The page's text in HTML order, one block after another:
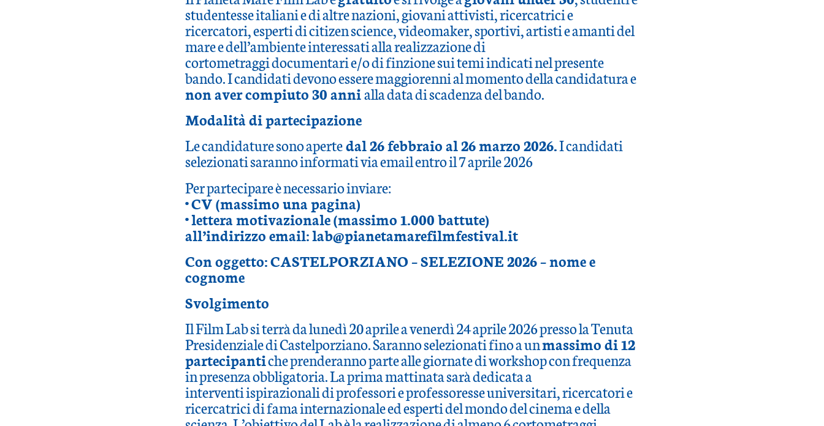
studentesse italiani e di altre nazioni, giovani attivisti, ricercatrici e
ricercatori, esperti di citizen science, videomaker, sportivi, artisti e amanti del
mare e dell’ambiente interessati alla realizzazione di
cortometraggi documentari e/o di finzione sui temi indicati nel presente
bando. I candidati devono essere maggiorenni al momento della candidatura e
non aver compiuto 30 annialla data di scadenza del bando.
Modalità di partecipazione
Le candidature sono apertedal 26 febbraio al 26 marzo 2026.I candidati
selezionati saranno informati via email entro il 7 aprile 2026
Per partecipare è necessario inviare:
• CV (massimo una pagina)
• lettera motivazionale (massimo 1.000 battute)
all’indirizzo email: lab@pianetamarefilmfestival.it
Con oggetto: CASTELPORZIANO – SELEZIONE 2026 – nome e
cognome
Svolgimento
Il Film Lab si terrà da lunedì 20 aprile a venerdì 24 aprile 2026 presso la Tenuta
Presidenziale di Castelporziano. Saranno selezionati fino a unmassimo di 12
partecipantiche prenderanno parte alle giornate di workshop con frequenza
in presenza obbligatoria. La prima mattinata sarà dedicata a
interventi ispirazionali di professori e professoresse universitari, ricercatori e
ricercatrici di fama internazionale ed esperti del mondo del cinema e della